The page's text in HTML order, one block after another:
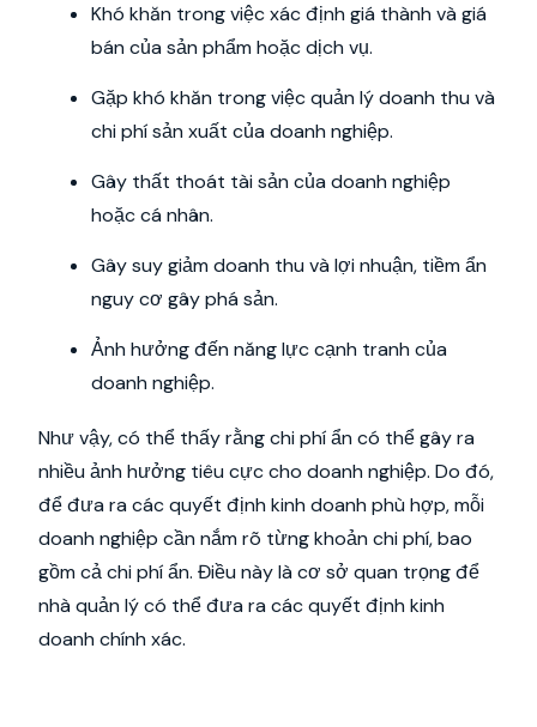
Khó khăn trong việc xác định giá thành và giá
bán của sản phẩm hoặc dịch vụ.
Gặp khó khăn trong việc quản lý doanh thu và
chi phí sản xuất của doanh nghiệp.
Gây thất thoát tài sản của doanh nghiệp
hoặc cá nhân.
Gây suy giảm doanh thu và lợi nhuận, tiềm ẩn
nguy cơ gây phá sản.
Ảnh hưởng đến năng lực cạnh tranh của
doanh nghiệp.
Như vậy, có thể thấy rằng chi phí ẩn có thể gây ra
nhiều ảnh hưởng tiêu cực cho doanh nghiệp. Do đó,
để đưa ra các quyết định kinh doanh phù hợp, mỗi
doanh nghiệp cần nắm rõ từng khoản chi phí, bao
gồm cả chi phí ẩn. Điều này là cơ sở quan trọng để
nhà quản lý có thể đưa ra các quyết định kinh
doanh chính xác.